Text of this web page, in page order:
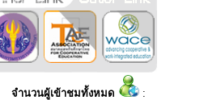
จำนวนผู้เข้าชมทั้งหมด :